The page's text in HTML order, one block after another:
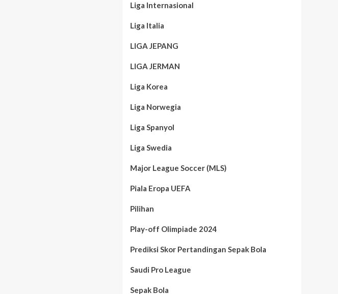
Liga Internasional
Liga Italia
LIGA JEPANG
LIGA JERMAN
Liga Korea
Liga Norwegia
Liga Spanyol
Liga Swedia
Major League Soccer (MLS)
Piala Eropa UEFA
Pilihan
Play-off Olimpiade 2024
Prediksi Skor Pertandingan Sepak Bola
Saudi Pro League
Sepak Bola